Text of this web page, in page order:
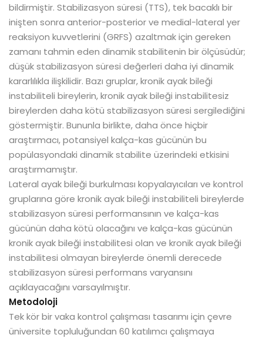
bildirmiştir. Stabilizasyon süresi (TTS), tek bacaklı bir
inişten sonra anterior-posterior ve medial-lateral yer
reaksiyon kuvvetlerini (GRFS) azaltmak için gereken
zamanı tahmin eden dinamik stabilitenin bir ölçüsüdür;
düşük stabilizasyon süresi değerleri daha iyi dinamik
kararlılıkla ilişkilidir. Bazı gruplar, kronik ayak bileği
instabiliteli bireylerin, kronik ayak bileği instabilitesiz
bireylerden daha kötü stabilizasyon süresi sergilediğini
göstermiştir. Bununla birlikte, daha önce hiçbir
araştırmacı, potansiyel kalça-kas gücünün bu
popülasyondaki dinamik stabilite üzerindeki etkisini
araştırmamıştır.
Lateral ayak bileği burkulması kopyalayıcıları ve kontrol
gruplarına göre kronik ayak bileği instabiliteli bireylerde
stabilizasyon süresi performansının ve kalça-kas
gücünün daha kötü olacağını ve kalça-kas gücünün
kronik ayak bileği instabilitesi olan ve kronik ayak bileği
instabilitesi olmayan bireylerde önemli derecede
stabilizasyon süresi performans varyansını
açıklayacağını varsayılmıştır.
Metodoloji
Tek kör bir vaka kontrol çalışması tasarımı için çevre
üniversite topluluğundan 60 katılımcı çalışmaya